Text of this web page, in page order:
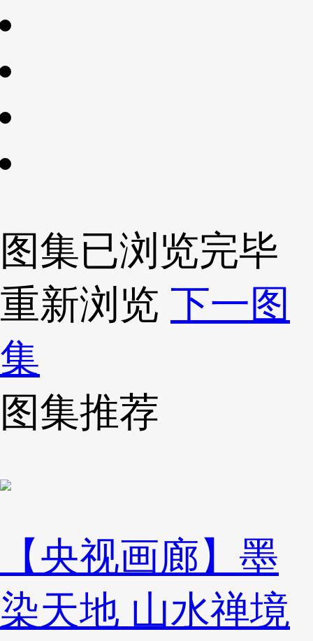
图集已浏览完毕
重新浏览 下一图
集
图集推荐
【央视画廊】墨
染天地 山水禅境